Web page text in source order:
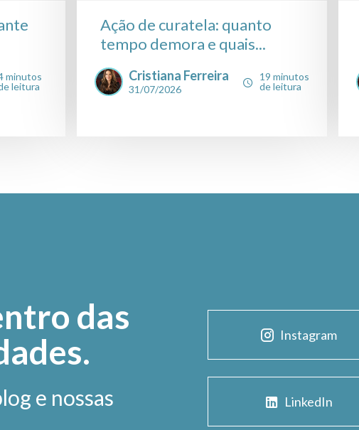
minutos
leitura
Ação de curatela: quanto
tempo demora e quais...
Cristiana Ferreira
31/07/2026
19 minutos
de leitura
das
e nossas
Instagram
LinkedIn